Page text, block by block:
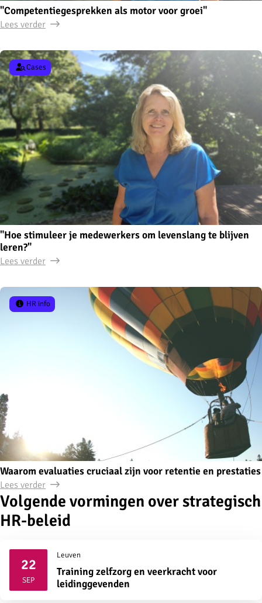
"Competentiegesprekken als motor voor groei"
Lees verder
"Hoe stimuleer je medewerkers om levenslang te blijven
leren?"
Cases
Lees verder
Waarom evaluaties cruciaal zijn voor retentie en prestaties
HR info
Lees verder
Volgende vormingen over strategisch
HR-beleid
22
SEP2026
Leuven
Training zelfzorg en veerkracht voor
leidinggevenden